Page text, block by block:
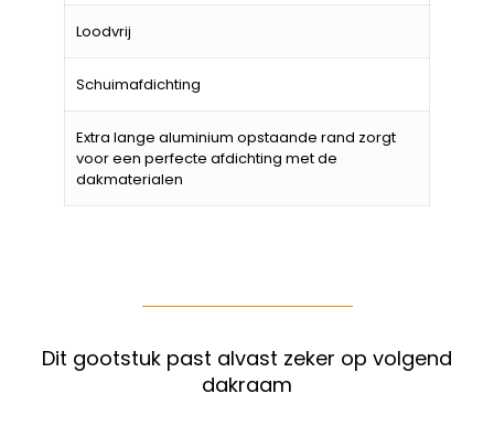
Loodvrij
Schuimafdichting
Extra lange aluminium opstaande rand zorgt
voor een perfecte afdichting met de
dakmaterialen
Dit gootstuk past alvast zeker op volgend
dakraam